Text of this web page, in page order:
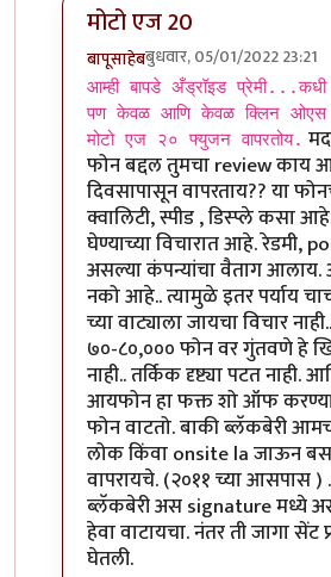
मोटो एज 20
बापूसाहेबबुधवार, 05/01/2022 23:21
In reply toआमच्या हापिसात
आम्ही बापडे अँड्रॉइड प्रेमी...कधी
पण केवळ आणि केवळ क्लिन ओएस
मोटो एज २० फ्युजन वापरतोय.
फोन बद्दल तुमचा review काय
दिवसापासून वापरताय?? या
क्वालिटी, स्पीड , डिस्प्ले कसा
घेण्याच्या विचारात आहे. रेडमी,
असल्या कंपन्यांचा वैताग आलाय.
नको आहे.. त्यामुळे इतर पर्याय
च्या वाट्याला जायचा विचार
७०-८०,००० फोन वर गुंतवणे हे
नाही.. तर्किक दृष्ट्या पटत
आयफोन हा फक्त शो ऑफ
फोन वाटतो. बाकी ब्लॅकबेरी
लोक किंवा onsite la जाऊन
वापरायचे. (२०११ च्या आसपास )
ब्लॅकबेरी अस signature मध्ये
हेवा वाटायचा. नंतर ती जागा
घेतली.